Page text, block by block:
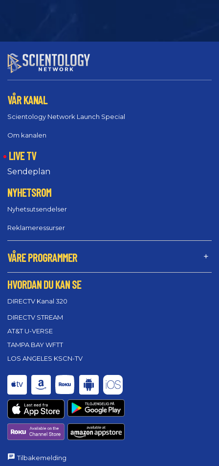
VÅR KANAL
Scientology Network Launch Special
Om kanalen
LIVE TV
Sendeplan
NYHETSROM
Nyhetsutsendelser
Reklameressurser
VÅRE PROGRAMMER
HVORDAN DU KAN SE
DIRECTV Kanal 320
DIRECTV STREAM
AT&T U-VERSE
TAMPA BAY WFTT
LOS ANGELES KSCN-TV
Tilbakemelding